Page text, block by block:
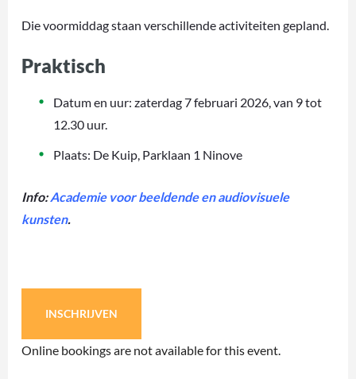
Die voormiddag staan verschillende activiteiten gepland.
Praktisch
Datum en uur: zaterdag 7 februari 2026, van 9 tot
12.30 uur.
Plaats: De Kuip, Parklaan 1 Ninove
Info:Academie voor beeldende en audiovisuele
kunsten.
INSCHRIJVEN
Online bookings are not available for this event.